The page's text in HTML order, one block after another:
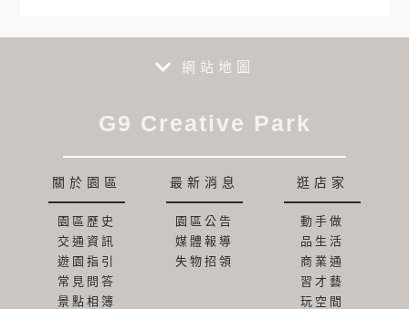
網站地圖
G9 Creative Park
關於園區
園區歷史
交通資訊
遊園指引
常見問答
景點相簿
最新消息
園區公告
媒體報導
失物招領
逛店家
動手做
品生活
商業通
習才藝
玩空間